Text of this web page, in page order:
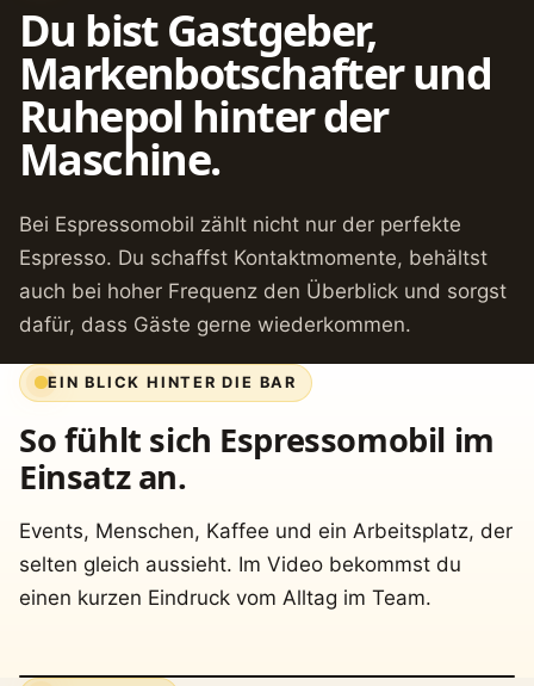
Du bist Gastgeber,
Markenbotschafter und
Ruhepol hinter der
Maschine.
Bei Espressomobil zählt nicht nur der perfekte
Espresso. Du schaffst Kontaktmomente, behältst
auch bei hoher Frequenz den Überblick und sorgst
dafür, dass Gäste gerne wiederkommen.
EIN BLICK HINTER DIE BAR
So fühlt sich Espressomobil im
Einsatz an.
Events, Menschen, Kaffee und ein Arbeitsplatz, der
selten gleich aussieht. Im Video bekommst du
einen kurzen Eindruck vom Alltag im Team.